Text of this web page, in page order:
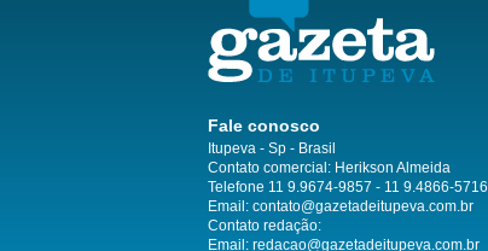
Fale conosco
Itupeva - Sp - Brasil
Contato comercial: Herikson Almeida
Telefone 11 9.9674-9857 - 11 9.4866-5716
Email: contato@gazetadeitupeva.com.br
Contato redação:
Email: redacao@gazetadeitupeva.com.br